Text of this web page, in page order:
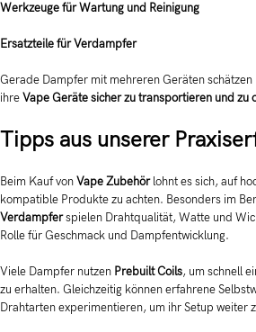
Werkzeuge für Wartung und Reinigung
Ersatzteile für Verdampfer
Gerade Dampfer mit mehreren Geräten
ihreVape Geräte sicher zu transportieren und zu
Tipps aus unserer
Beim Kauf vonVape Zubehörlohnt es sich, auf
kompatible Produkte zu achten. Besonders im
Verdampferspielen Drahtqualität, Watte und
Rolle für Geschmack und Dampfentwicklung.
Viele Dampfer nutzen Prebuilt Coils, um schnell
zu erhalten. Gleichzeitig können erfahrene
Drahtarten experimentieren, um ihr Setup weiter